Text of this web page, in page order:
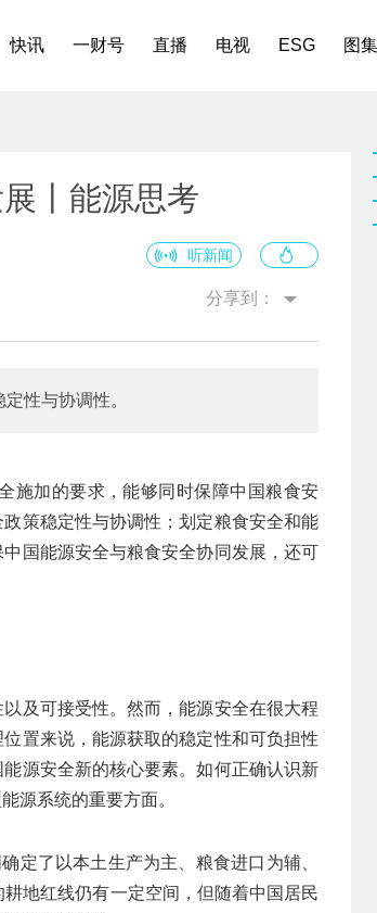
快讯 一财号 直播 电视 ESG 图集
丨能源思考
听新闻
分享到：
性与协调性。
施加的要求，能够同时保障中国粮食安
策稳定性与协调性；划定粮食安全和能
国能源安全与粮食安全协同发展，还可
及可接受性。然而，能源安全在很大程
置来说，能源获取的稳定性和可负担性
源安全新的核心要素。如何正确认识新
源系统的重要方面。
定了以本土生产为主、粮食进口为辅、
地红线仍有一定空间，但随着中国居民